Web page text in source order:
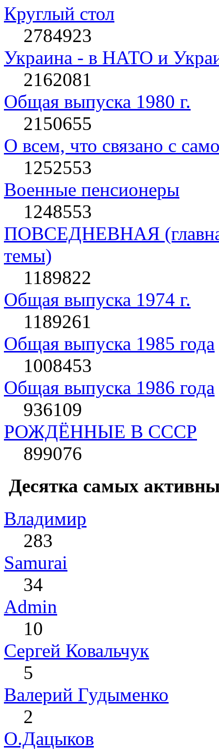
Круглый стол
2784923
Украина - в НАТО и
2162081
Общая выпуска 1980 г.
2150655
О всем, что связано с
1252553
Военные пенсионеры
1248553
ПОВСЕДНЕВНАЯ
темы)
1189822
Общая выпуска 1974 г.
1189261
Общая выпуска 1985 года
1008453
Общая выпуска 1986 года
936109
РОЖДЁННЫЕ В СССР
899076
Десятка самых
Влaдимир
283
Samurai
34
Admin
10
Сергей Ковальчук
5
Валерий Гудыменко
2
О.Дацыков